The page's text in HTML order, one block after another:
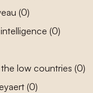
(0)
(0)
low countries (0)
(0)